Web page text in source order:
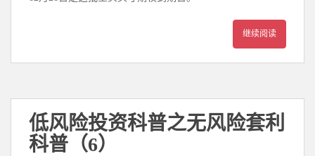
继续阅读
低风险投资科普之无风险套利
科普（6）